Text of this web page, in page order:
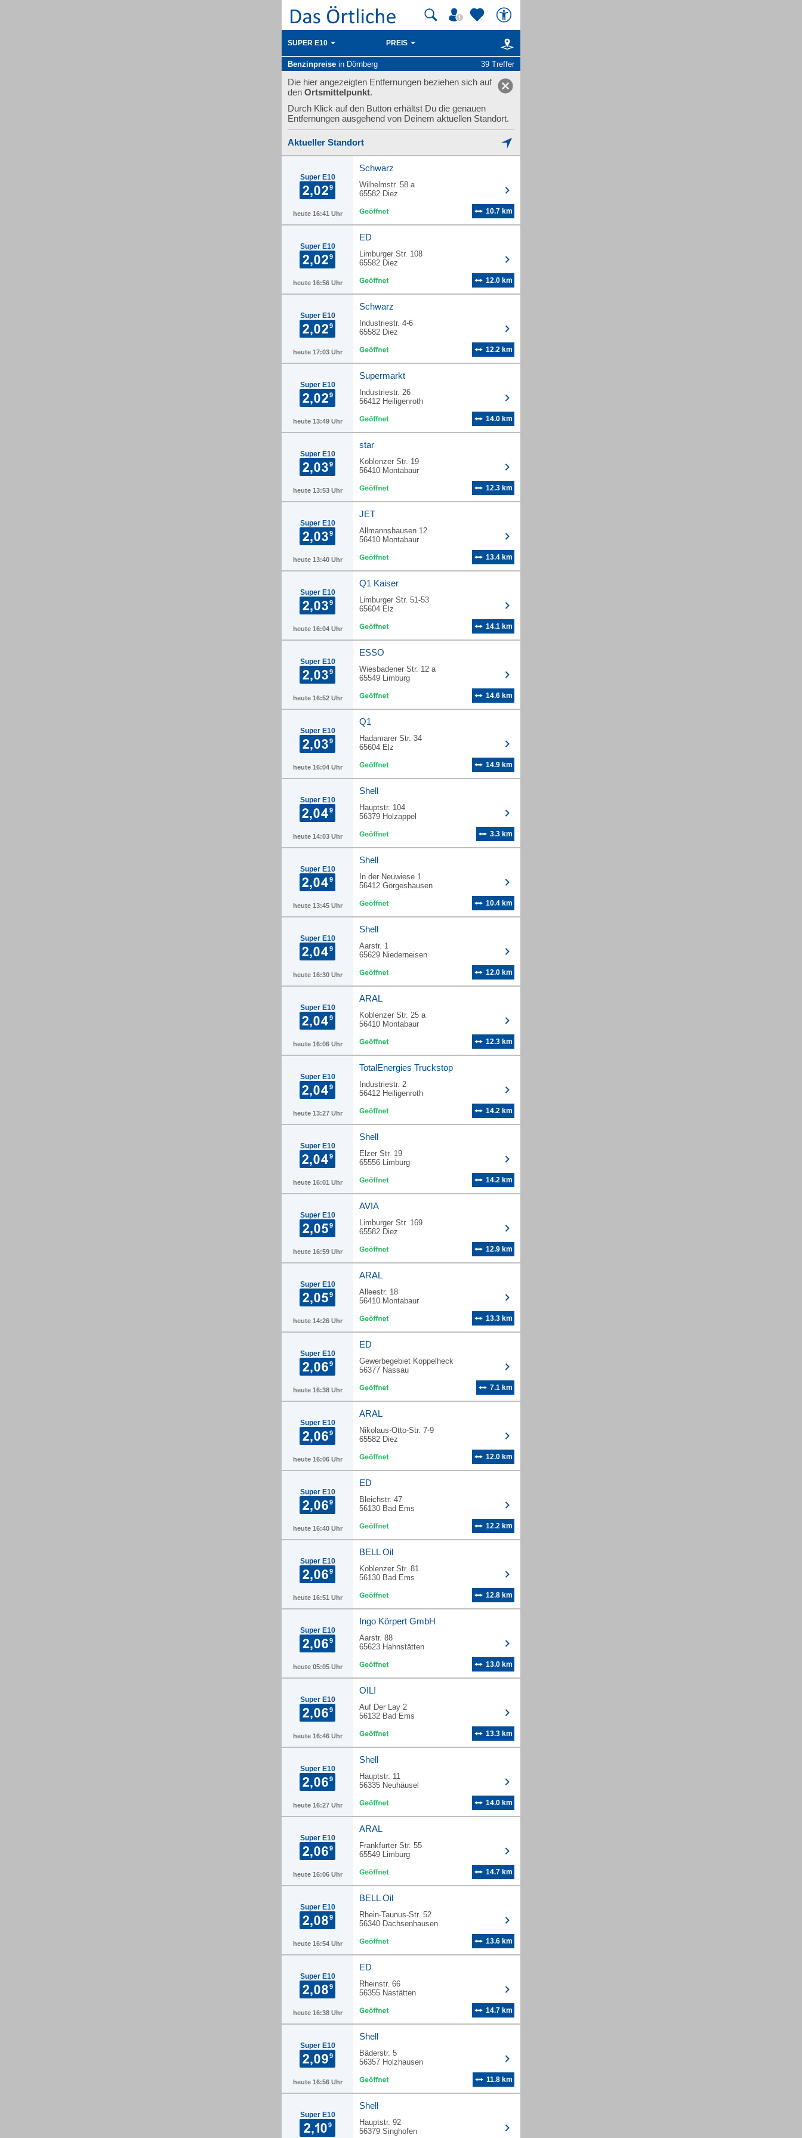
SUPER E10 PREIS
Benzinpreise in Dörnberg 39 Treffer
Die hier angezeigten Entfernungen beziehen sich auf
den Ortsmittelpunkt.
Durch Klick auf den Button erhältst Du die genauen
Entfernungen ausgehend von Deinem aktuellen Standort.
Aktueller Standort
Super E10
heute 16:41 Uhr
Schwarz
Wilhelmstr. 58 a
65582 Diez
10.7 km
Super E10
heute 16:56 Uhr
ED
Limburger Str. 108
65582 Diez
12.0 km
Super E10
heute 17:03 Uhr
Schwarz
Industriestr. 4-6
65582 Diez
12.2 km
Super E10
heute 13:49 Uhr
Supermarkt
Industriestr. 26
56412 Heiligenroth
14.0 km
Super E10
heute 13:53 Uhr
star
Koblenzer Str. 19
56410 Montabaur
12.3 km
Super E10
heute 13:40 Uhr
JET
Allmannshausen 12
56410 Montabaur
13.4 km
Super E10
heute 16:04 Uhr
Q1 Kaiser
Limburger Str. 51-53
65604 Elz
14.1 km
Super E10
heute 16:52 Uhr
ESSO
Wiesbadener Str. 12 a
65549 Limburg
14.6 km
Super E10
heute 16:04 Uhr
Q1
Hadamarer Str. 34
65604 Elz
14.9 km
Super E10
heute 14:03 Uhr
Shell
Hauptstr. 104
56379 Holzappel
3.3 km
Super E10
heute 13:45 Uhr
Shell
In der Neuwiese 1
56412 Görgeshausen
10.4 km
Super E10
heute 16:30 Uhr
Shell
Aarstr. 1
65629 Niederneisen
12.0 km
Super E10
heute 16:06 Uhr
ARAL
Koblenzer Str. 25 a
56410 Montabaur
12.3 km
Super E10
heute 13:27 Uhr
TotalEnergies Truckstop
Industriestr. 2
56412 Heiligenroth
14.2 km
Super E10
heute 16:01 Uhr
Shell
Elzer Str. 19
65556 Limburg
14.2 km
Super E10
heute 16:59 Uhr
AVIA
Limburger Str. 169
65582 Diez
12.9 km
Super E10
heute 14:26 Uhr
ARAL
Alleestr. 18
56410 Montabaur
13.3 km
Super E10
heute 16:38 Uhr
ED
Gewerbegebiet Koppelheck
56377 Nassau
7.1 km
Super E10
heute 16:06 Uhr
ARAL
Nikolaus-Otto-Str. 7-9
65582 Diez
12.0 km
Super E10
heute 16:40 Uhr
ED
Bleichstr. 47
56130 Bad Ems
12.2 km
Super E10
heute 16:51 Uhr
BELL Oil
Koblenzer Str. 81
56130 Bad Ems
12.8 km
Super E10
heute 05:05 Uhr
Ingo Körpert GmbH
Aarstr. 88
65623 Hahnstätten
13.0 km
Super E10
heute 16:46 Uhr
OIL!
Auf Der Lay 2
56132 Bad Ems
13.3 km
Super E10
heute 16:27 Uhr
Shell
Hauptstr. 11
56335 Neuhäusel
14.0 km
Super E10
heute 16:06 Uhr
ARAL
Frankfurter Str. 55
65549 Limburg
14.7 km
Super E10
heute 16:54 Uhr
BELL Oil
Rhein-Taunus-Str. 52
56340 Dachsenhausen
13.6 km
Super E10
heute 16:38 Uhr
ED
Rheinstr. 66
56355 Nastätten
14.7 km
Super E10
heute 16:56 Uhr
Shell
Bäderstr. 5
56357 Holzhausen
11.8 km
Super E10
Shell
Hauptstr. 92
56379 Singhofen